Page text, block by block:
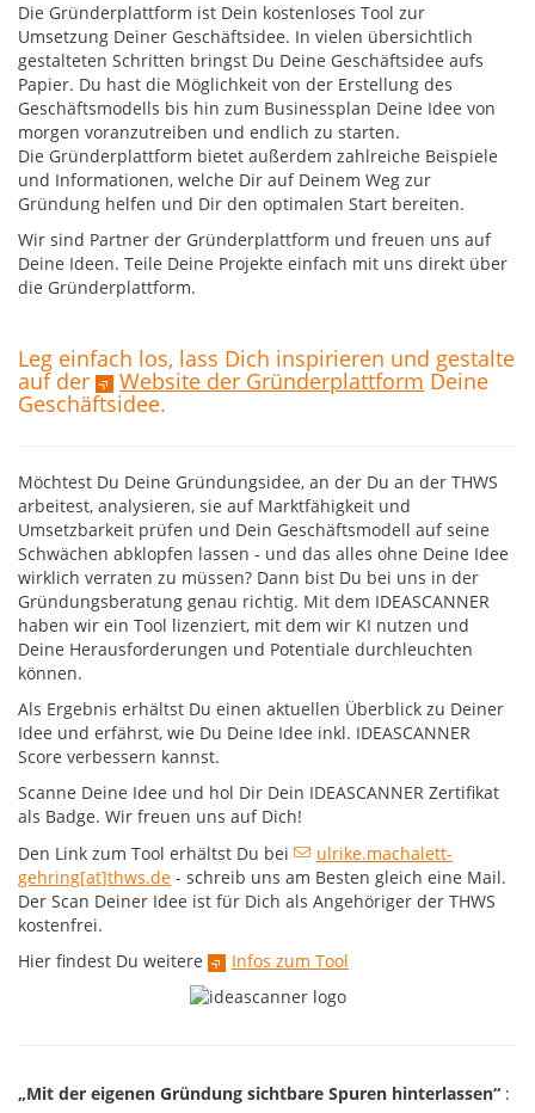
Die Gründerplattform ist Dein kostenloses Tool zur
Umsetzung Deiner Geschäftsidee. In vielen übersichtlich
gestalteten Schritten bringst Du Deine Geschäftsidee aufs
Papier. Du hast die Möglichkeit von der Erstellung des
Geschäftsmodells bis hin zum Businessplan Deine Idee von
morgen voranzutreiben und endlich zu starten.
Die Gründerplattform bietet außerdem zahlreiche Beispiele
und Informationen, welche Dir auf Deinem Weg zur
Gründung helfen und Dir den optimalen Start bereiten.
Wir sind Partner der Gründerplattform und freuen uns auf
Deine Ideen. Teile Deine Projekte einfach mit uns direkt über
die Gründerplattform.
Leg einfach los, lass Dich inspirieren und gestalte
auf der Website der Gründerplattform Deine
Geschäftsidee.
Möchtest Du Deine Gründungsidee, an der Du an der THWS
arbeitest, analysieren, sie auf Marktfähigkeit und
Umsetzbarkeit prüfen und Dein Geschäftsmodell auf seine
Schwächen abklopfen lassen - und das alles ohne Deine Idee
wirklich verraten zu müssen? Dann bist Du bei uns in der
Gründungsberatung genau richtig. Mit dem IDEASCANNER
haben wir ein Tool lizenziert, mit dem wir KI nutzen und
Deine Herausforderungen und Potentiale durchleuchten
können.
Als Ergebnis erhältst Du einen aktuellen Überblick zu Deiner
Idee und erfährst, wie Du Deine Idee inkl. IDEASCANNER
Score verbessern kannst.
Scanne Deine Idee und hol Dir Dein IDEASCANNER Zertifikat
als Badge. Wir freuen uns auf Dich!
Den Link zum Tool erhältst Du bei
ulrike.machalett-
gehring[at]thws.de - schreib uns am Besten gleich eine Mail.
Der Scan Deiner Idee ist für Dich als Angehöriger der THWS
kostenfrei.
Hier findest Du weitere
Infos zum Tool
„Mit der eigenen Gründung sichtbare Spuren hinterlassen“ :